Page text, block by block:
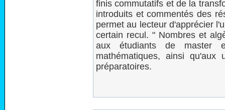
finis commutatifs et de la
introduits et commentés des
permet au lecteur d'apprécier
certain recul. " Nombres et
aux étudiants de master
mathématiques, ainsi qu'aux
préparatoires.